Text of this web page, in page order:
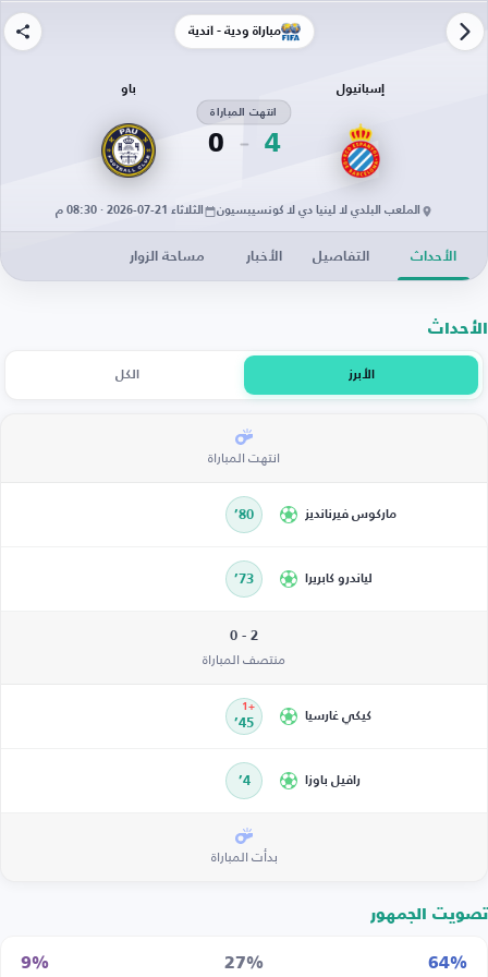
مباراة ودية - أندية
إسبانيول
4
انتهت المباراة
0
باو
الملعب البلدي لا لينيا دي لا كونسيبسيون الثلاثاء 21-07-2026 · 08:30 م
الأحداث التفاصيل الأخبار مساحة الزوار
الأحداث
الأبرز الكل
انتهت المباراة
ماركوس فيرنانديز 80’
لياندرو كابريرا 73’
2 - 0
منتصف المباراة
كيكي غارسيا 45’
+1
رافيل باوزا 4’
بدأت المباراة
تصويت الجمهور
64%
27%
9%